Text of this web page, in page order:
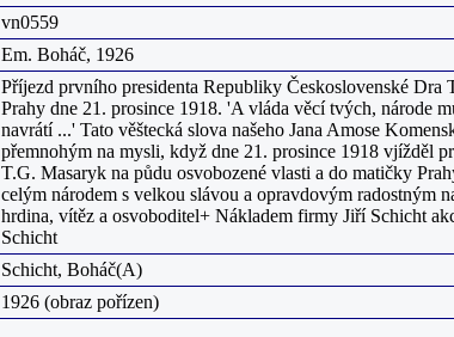
vn0559
Em. Boháč, 1926
Příjezd prvního presidenta Republiky Československé Dra
Prahy dne 21. prosince 1918. 'A vláda věcí tvých, národe
navrátí ...' Tato věštecká slova našeho Jana Amose
přemnohým na mysli, když dne 21. prosince 1918 vjížděl
T.G. Masaryk na půdu osvobozené vlasti a do matičky
celým národem s velkou slávou a opravdovým radostným
hrdina, vítěz a osvoboditel+ Nákladem firmy Jiří Schicht
Schicht
Schicht, Boháč(A)
1926 (obraz pořízen)